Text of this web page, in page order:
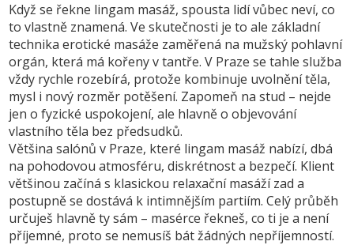
Když se řekne lingam masáž, spousta lidí vůbec neví, co
to vlastně znamená. Ve skutečnosti je to ale základní
technika erotické masáže zaměřená na mužský pohlavní
orgán, která má kořeny v tantře. V Praze se tahle služba
vždy rychle rozebírá, protože kombinuje uvolnění těla,
mysl i nový rozměr potěšení. Zapomeň na stud – nejde
jen o fyzické uspokojení, ale hlavně o objevování
vlastního těla bez předsudků.
Většina salónů v Praze, které lingam masáž nabízí, dbá
na pohodovou atmosféru, diskrétnost a bezpečí. Klient
většinou začíná s klasickou relaxační masáží zad a
postupně se dostává k intimnějším partiím. Celý průběh
určuješ hlavně ty sám – masérce řekneš, co ti je a není
příjemné, proto se nemusíš bát žádných nepříjemností.